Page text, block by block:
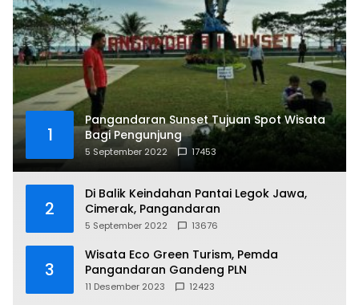
1
Pangandaran Sunset Tujuan Spot Wisata
Bagi Pengunjung
5 September 2022 17453
2
Di Balik Keindahan Pantai Legok Jawa,
Cimerak, Pangandaran
5 September 2022 13676
3
Wisata Eco Green Turism, Pemda
Pangandaran Gandeng PLN
11 Desember 2023 12423